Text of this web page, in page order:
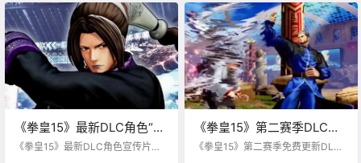
也引起了热议。
《拳皇15》最新DLC角色“堕
珑”先导宣传片公开，秋季上
《拳皇15》最新DLC角色宣传片公
《拳皇15》第二赛季DLC角
色 “暴风” 高尼茨 预告PV公
《拳皇15》第二赛季免费更新DLC